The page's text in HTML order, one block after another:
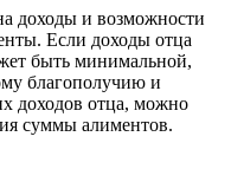
доходы и возможности
Если доходы отца
быть минимальной,
благополучию и
доходов отца, можно
суммы алиментов.